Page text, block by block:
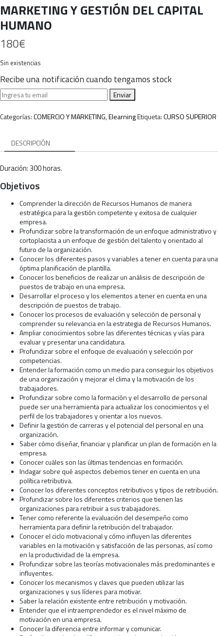
MARKETING Y GESTIÓN DEL CAPITAL
HUMANO
180€
Sin existencias
Recibe una notificación cuando tengamos stock
Enviar
Categorías:COMERCIO Y MARKETING,ElearningEtiqueta:CURSO SUPERIOR
DESCRIPCIÓN
Duración: 300 horas.
Objetivos
Comprender la dirección de Recursos Humanos de manera
estratégica para la gestión competente y exitosa de cualquier
empresa.
Profundizar sobre la transformación de un enfoque administrativo y
cortoplacista a un enfoque de gestión del talento y orientado al
futuro de la organización.
Conocer los diferentes pasos y variables a tener en cuenta para una
óptima planificación de plantilla.
Conocer los beneficios de realizar un análisis de descripción de
puestos de trabajo en una empresa.
Desarrollar el proceso y los elementos a tener en cuenta en una
descripción de puestos de trabajo.
Conocer los procesos de evaluación y selección de personal y
comprender su relevancia en la estrategia de Recursos Humanos.
Ampliar conocimientos sobre las diferentes técnicas y vías para
evaluar y presentar una candidatura.
Profundizar sobre el enfoque de evaluación y selección por
competencias.
Entender la formación como un medio para conseguir los objetivos
de una organización y mejorar el clima y la motivación de los
trabajadores.
Profundizar sobre como la formación y el desarrollo de personal
puede ser una herramienta para actualizar los conocimientos y el
perfil de los trabajadores y orientar a los nuevos.
Definir la gestión de carreras y el potencial del personal en una
organización.
Saber cómo diseñar, financiar y planificar un plan de formación en la
empresa.
Conocer cuáles son las últimas tendencias en formación.
Indagar sobre qué aspectos debemos tener en cuenta en una
política retributiva.
Conocer los diferentes conceptos retributivos y tipos de retribución.
Profundizar sobre los diferentes criterios que tienen las
organizaciones para retribuir a sus trabajadores.
Tener como referente la evaluación del desempeño como
herramienta para definir la retribución del trabajador.
Conocer el ciclo motivacional y cómo influyen las diferentes
variables en la motivación y satisfacción de las personas, así como
en la productividad de la empresa.
Profundizar sobre las teorías motivacionales más predominantes e
influyentes.
Conocer los mecanismos y claves que pueden utilizar las
organizaciones y sus líderes para motivar.
Saber la relación existente entre retribución y motivación.
Entender que el intraemprendedor es el nivel máximo de
motivación en una empresa.
Conocer la diferencia entre informar y comunicar.